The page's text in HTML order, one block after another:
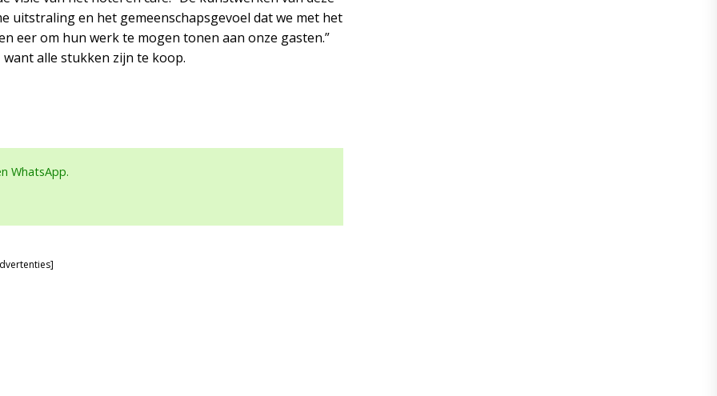
uitstraling en het gemeenschapsgevoel dat we met het
eer om hun werk te mogen tonen aan onze gasten.”
alle stukken zijn te koop.
WhatsApp.